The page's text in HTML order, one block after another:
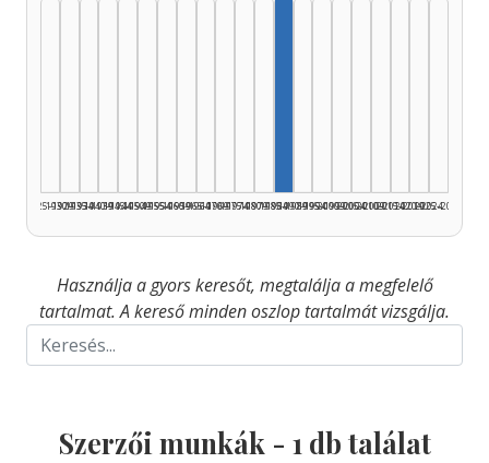
1925–1929
1930–1934
1935–1939
1940–1944
1945–1949
1950–1954
1955–1959
1960–1964
1965–1969
1970–1974
1975–1979
1980–1984
1985–1989
1990–1994
1995–1999
2000–2004
2005–2009
2010–2014
2015–2019
2020–2024
2025–2026
Használja a gyors keresőt, megtalálja a megfelelő
tartalmat. A kereső minden oszlop tartalmát vizsgálja.
Szerzői munkák - 1 db találat